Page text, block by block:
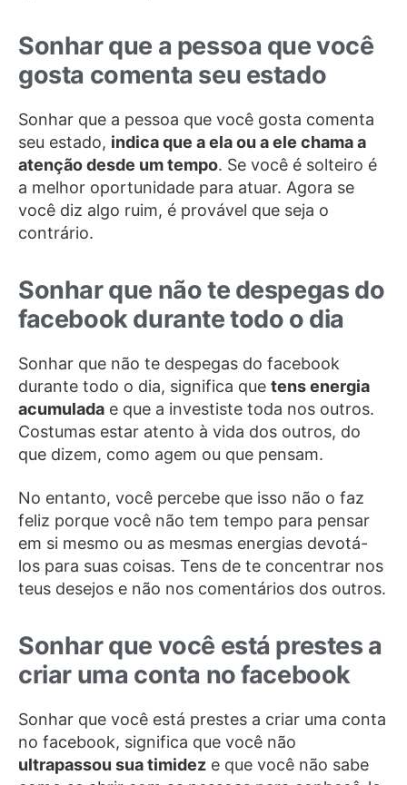
Sonhar que a pessoa que você
gosta comenta seu estado
Sonhar que a pessoa que você gosta comenta
seu estado, indica que a ela ou a ele chama a
atenção desde um tempo. Se você é solteiro é
a melhor oportunidade para atuar. Agora se
você diz algo ruim, é provável que seja o
contrário.
Sonhar que não te despegas do
facebook durante todo o dia
Sonhar que não te despegas do facebook
durante todo o dia, significa que tens energia
acumulada e que a investiste toda nos outros.
Costumas estar atento à vida dos outros, do
que dizem, como agem ou que pensam.
No entanto, você percebe que isso não o faz
feliz porque você não tem tempo para pensar
em si mesmo ou as mesmas energias devotá-
los para suas coisas. Tens de te concentrar nos
teus desejos e não nos comentários dos outros.
Sonhar que você está prestes a
criar uma conta no facebook
Sonhar que você está prestes a criar uma conta
no facebook, significa que você não
ultrapassou sua timidez e que você não sabe